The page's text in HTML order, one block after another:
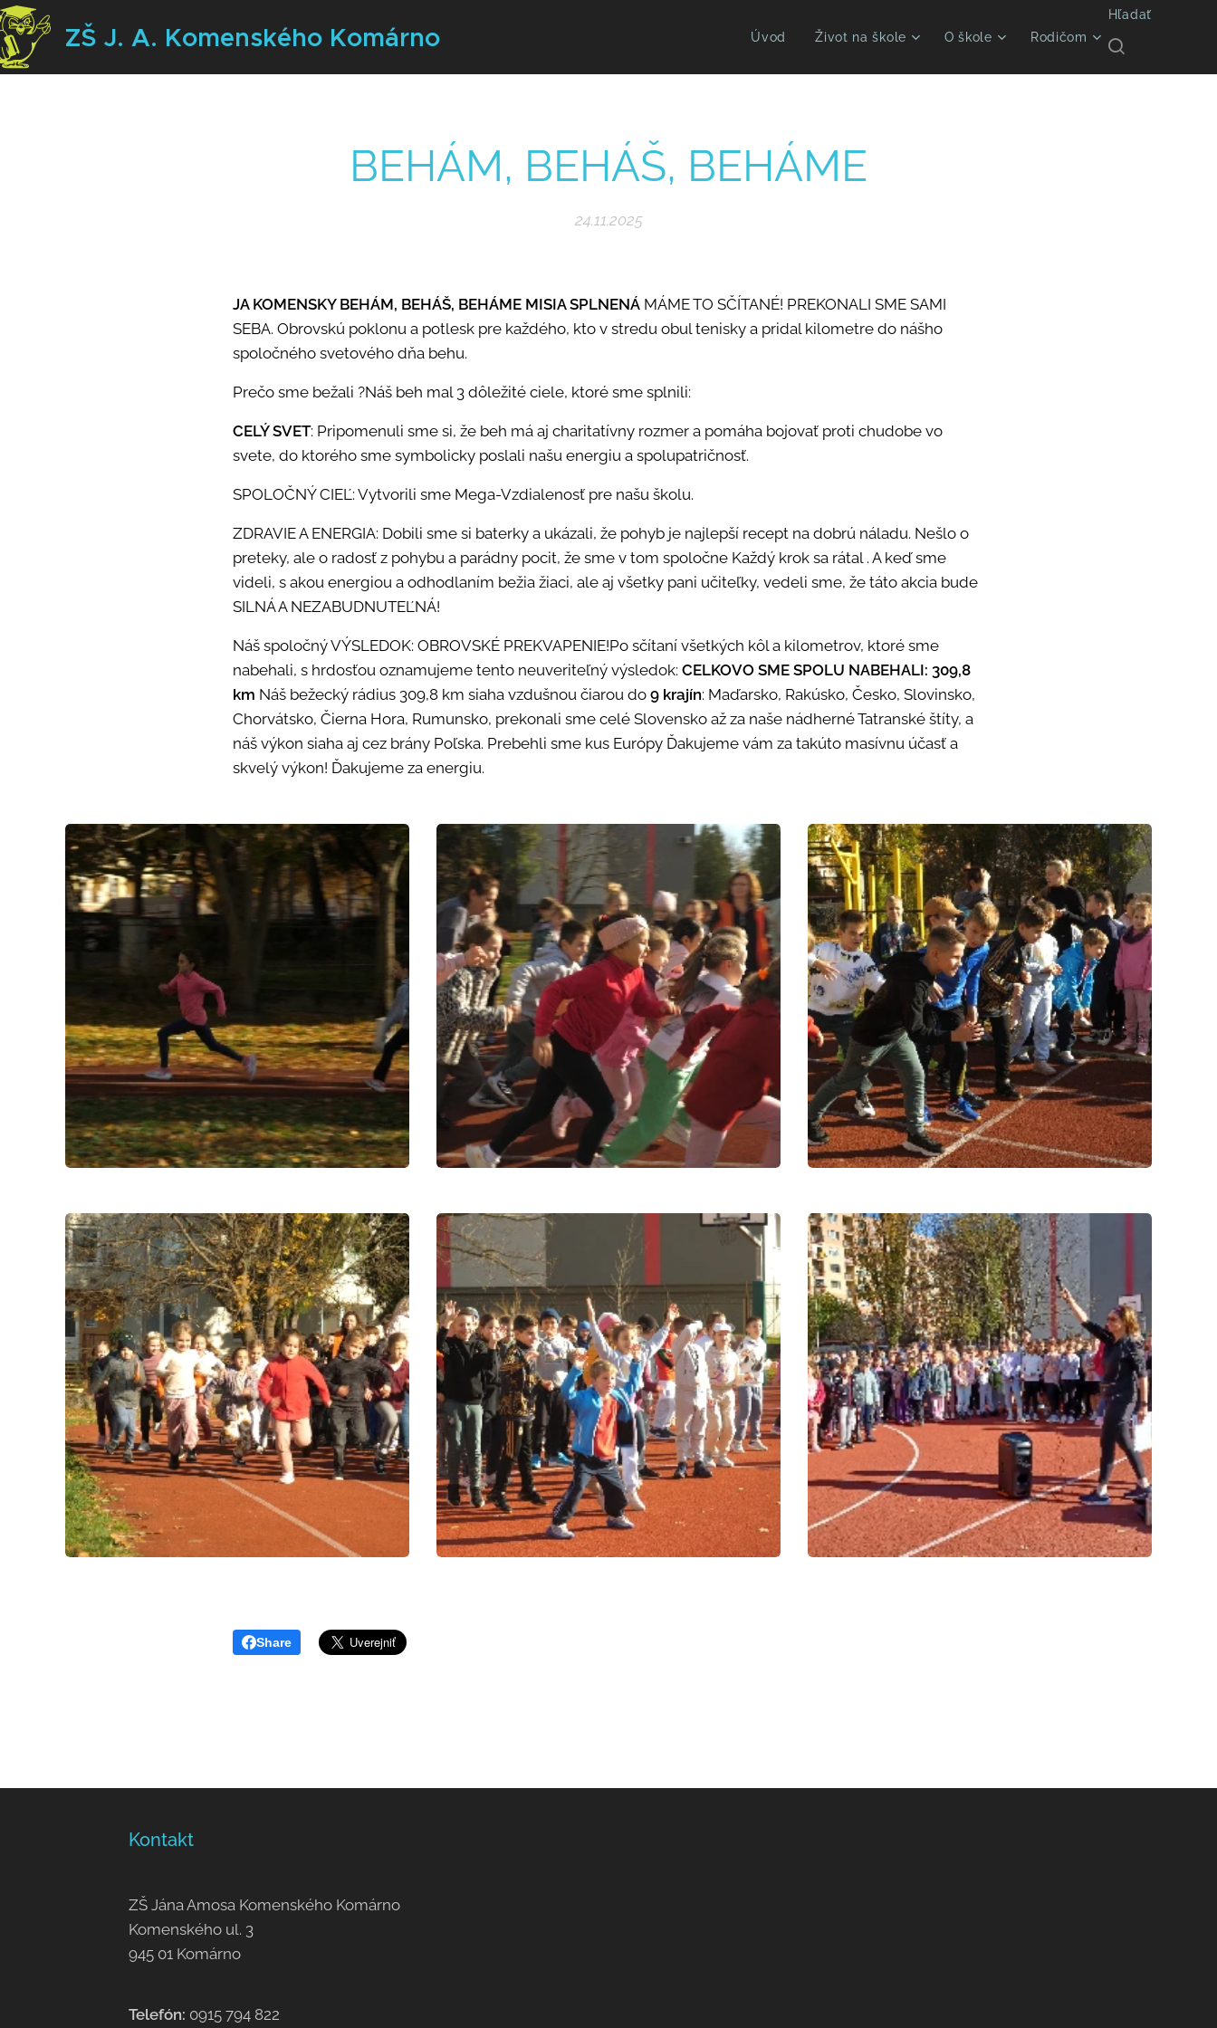
ZŠ J. A. Komenského Komárno Úvod Život na škole O škole Rodičom
Hľadať
BEHÁM, BEHÁŠ, BEHÁME
24.11.2025
JA KOMENSKY BEHÁM, BEHÁŠ, BEHÁME MISIA SPLNENÁ MÁME TO SČÍTANÉ! PREKONALI SME SAMI
SEBA. Obrovskú poklonu a potlesk pre každého, kto v stredu obul tenisky a pridal kilometre do nášho
spoločného svetového dňa behu.
Prečo sme bežali ?Náš beh mal 3 dôležité ciele, ktoré sme splnili:
CELÝ SVET: Pripomenuli sme si, že beh má aj charitatívny rozmer a pomáha bojovať proti chudobe vo
svete, do ktorého sme symbolicky poslali našu energiu a spolupatričnosť.
SPOLOČNÝ CIEĽ: Vytvorili sme Mega-Vzdialenosť pre našu školu.
ZDRAVIE A ENERGIA: Dobili sme si baterky a ukázali, že pohyb je najlepší recept na dobrú náladu. Nešlo o
preteky, ale o radosť z pohybu a parádny pocit, že sme v tom spoločne Každý krok sa rátal . A keď sme
videli, s akou energiou a odhodlaním bežia žiaci, ale aj všetky pani učiteľky, vedeli sme, že táto akcia bude
SILNÁ A NEZABUDNUTEĽNÁ!
Náš spoločný VÝSLEDOK: OBROVSKÉ PREKVAPENIE!Po sčítaní všetkých kôl a kilometrov, ktoré sme
nabehali, s hrdosťou oznamujeme tento neuveriteľný výsledok: CELKOVO SME SPOLU NABEHALI: 309,8
km Náš bežecký rádius 309,8 km siaha vzdušnou čiarou do 9 krajín: Maďarsko, Rakúsko, Česko, Slovinsko,
Chorvátsko, Čierna Hora, Rumunsko, prekonali sme celé Slovensko až za naše nádherné Tatranské štíty, a
náš výkon siaha aj cez brány Poľska. Prebehli sme kus Európy Ďakujeme vám za takúto masívnu účasť a
skvelý výkon! Ďakujeme za energiu.
Share
Kontakt
ZŠ Jána Amosa Komenského Komárno
Komenského ul. 3
945 01 Komárno
Telefón: 0915 794 822